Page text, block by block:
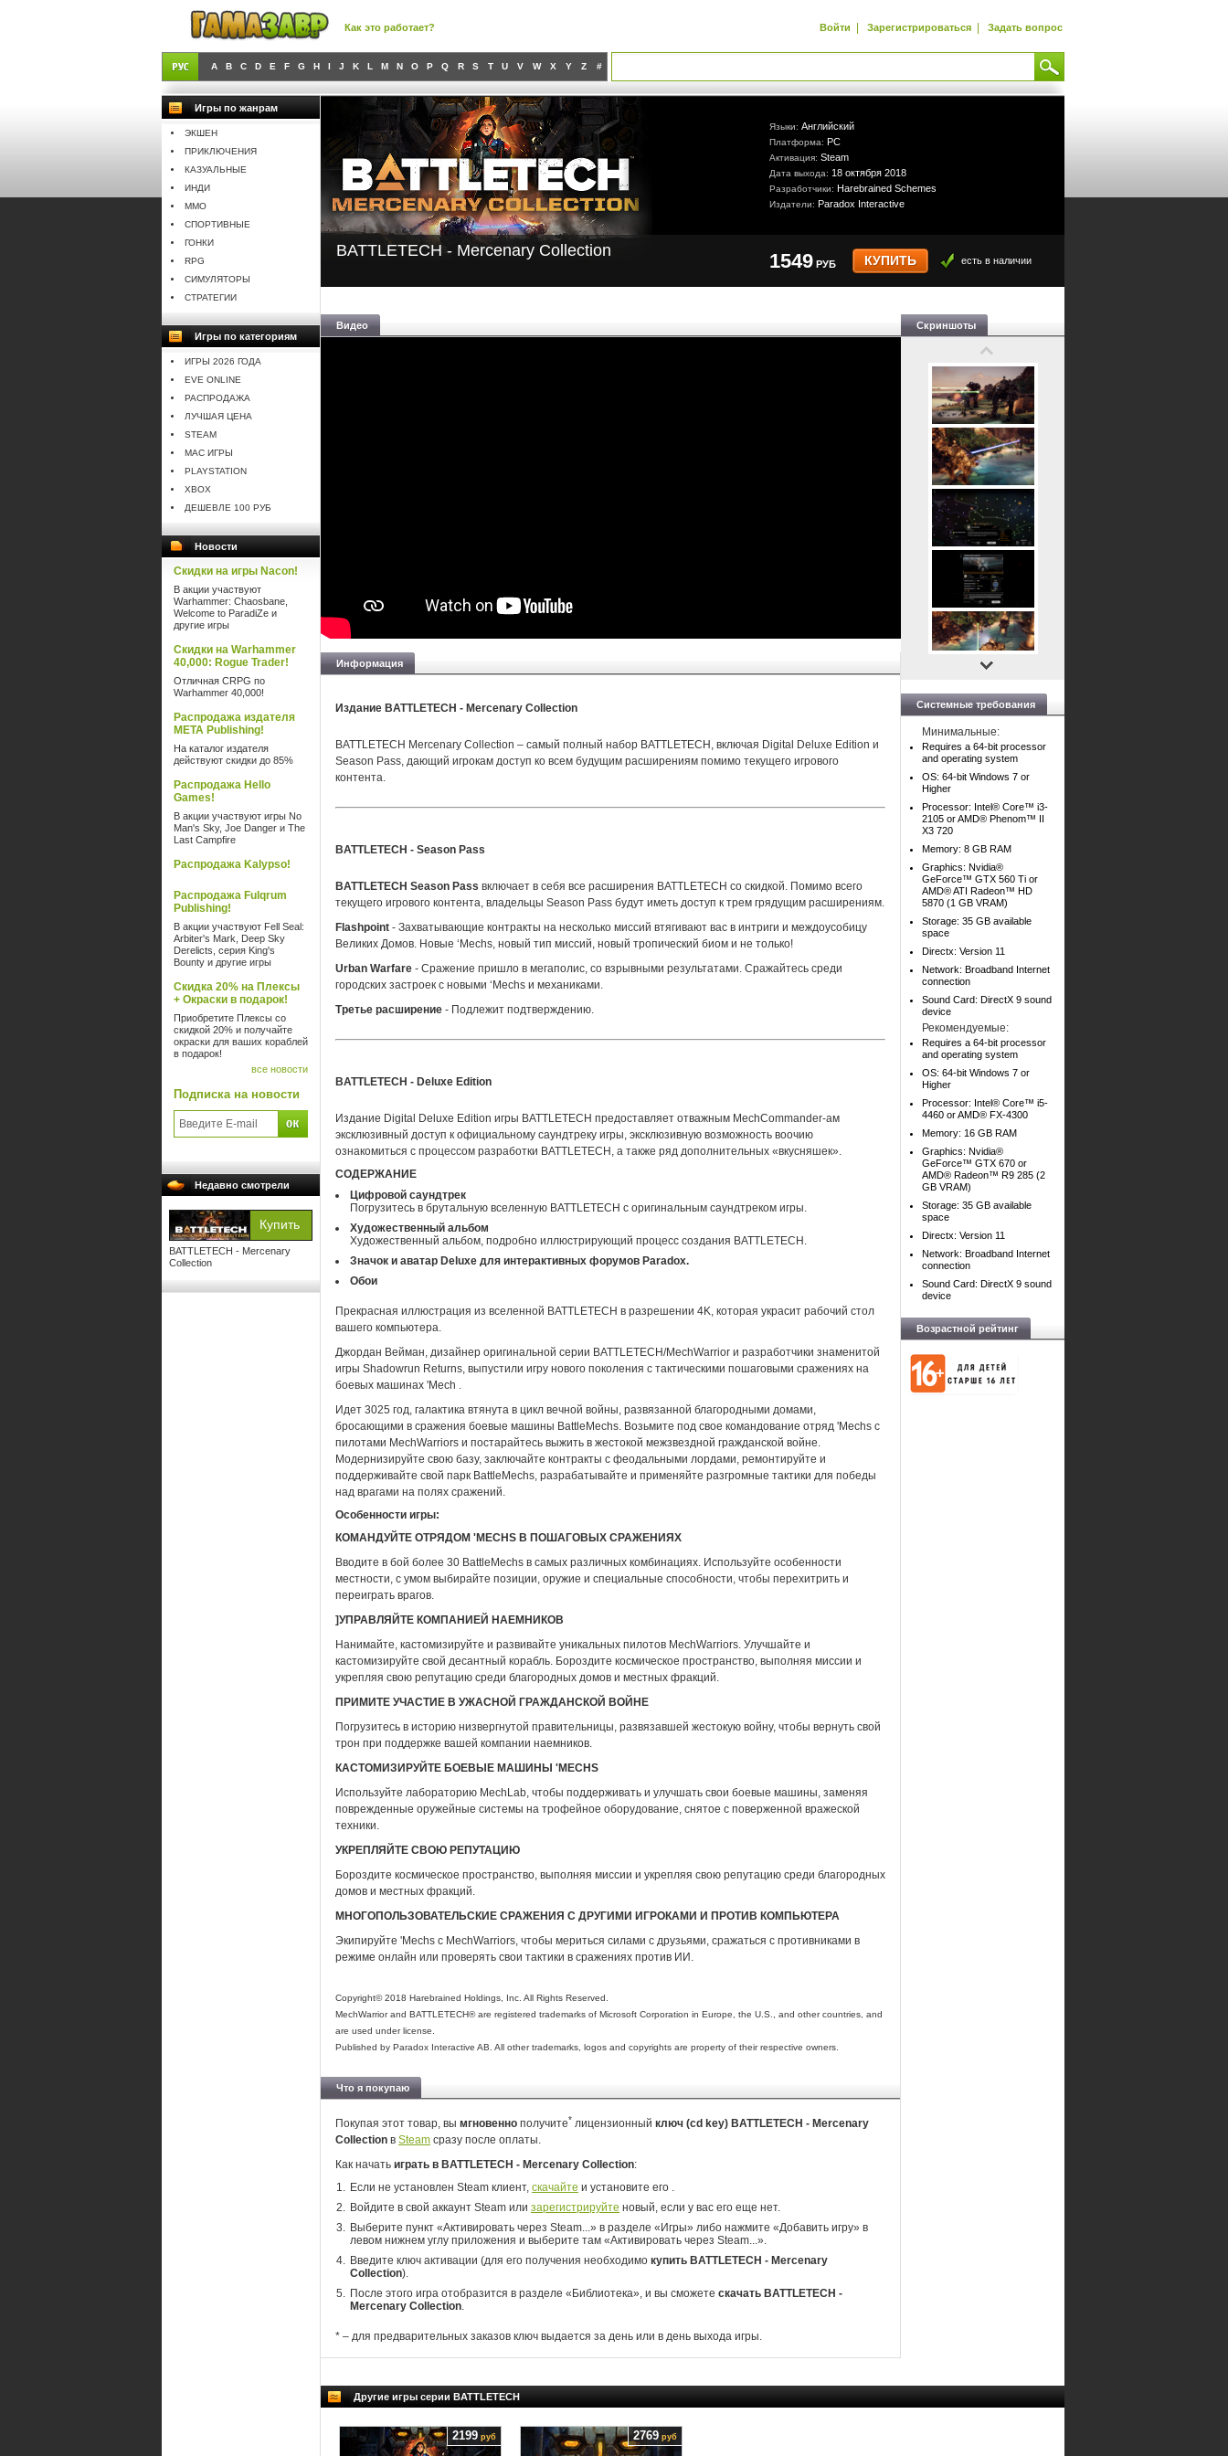
Как это работает? Войти | Зарегистрироваться | Задать вопрос
A B C D E F G H I J K L M N O P Q R S T U V W X Y Z #
Игры по жанрам
ЭКШЕН
ПРИКЛЮЧЕНИЯ
КАЗУАЛЬНЫЕ
ИНДИ
MMO
СПОРТИВНЫЕ
ГОНКИ
RPG
СИМУЛЯТОРЫ
СТРАТЕГИИ
Игры по категориям
ИГРЫ 2026 ГОДА
EVE ONLINE
РАСПРОДАЖА
ЛУЧШАЯ ЦЕНА
STEAM
MAC ИГРЫ
PLAYSTATION
XBOX
ДЕШЕВЛЕ 100 РУБ
Новости
Скидки на игры Nacon!
В акции участвуют
Warhammer: Chaosbane,
Welcome to ParadiZe и
другие игры
Скидки на Warhammer
40,000: Rogue Trader!
Отличная CRPG по
Warhammer 40,000!
Распродажа издателя
META Publishing!
На каталог издателя
действуют скидки до 85%
Распродажа Hello
Games!
В акции участвуют игры No
Man's Sky, Joe Danger и The
Last Campfire
Распродажа Kalypso!
Распродажа Fulqrum
Publishing!
В акции участвуют Fell Seal:
Arbiter's Mark, Deep Sky
Derelicts, серия King's
Bounty и другие игры
Скидка 20% на Плексы
+ Окраски в подарок!
Приобретите Плексы со
скидкой 20% и получайте
окраски для ваших кораблей
в подарок!
все новости
Подписка на новости
Недавно смотрели
BATTLETECH - Mercenary
Collection
Языки: Английский
Платформа: PC
Активация: Steam
Дата выхода: 18 октября 2018
Разработчики: Harebrained Schemes
Издатели: Paradox Interactive
BATTLETECH - Mercenary Collection 1549 РУБ КУПИТЬ есть в наличии
Видео
Информация
Издание BATTLETECH - Mercenary Collection
BATTLETECH Mercenary Collection – самый полный набор BATTLETECH, включая Digital Deluxe Edition и
Season Pass, дающий игрокам доступ ко всем будущим расширениям помимо текущего игрового
контента.
BATTLETECH - Season Pass
BATTLETECH Season Pass включает в себя все расширения BATTLETECH со скидкой. Помимо всего
текущего игрового контента, владельцы Season Pass будут иметь доступ к трем грядущим расширениям.
Flashpoint - Захватывающие контракты на несколько миссий втягивают вас в интриги и междоусобицу
Великих Домов. Новые ‘Mechs, новый тип миссий, новый тропический биом и не только!
Urban Warfare - Сражение пришло в мегаполис, со взрывными результатами. Сражайтесь среди
городских застроек с новыми ‘Mechs и механиками.
Третье расширение - Подлежит подтверждению.
BATTLETECH - Deluxe Edition
Издание Digital Deluxe Edition игры BATTLETECH предоставляет отважным MechCommander-ам
эксклюзивный доступ к официальному саундтреку игры, эксклюзивную возможность воочию
ознакомиться с процессом разработки BATTLETECH, а также ряд дополнительных «вкусняшек».
СОДЕРЖАНИЕ
Цифровой саундтрек
Погрузитесь в брутальную вселенную BATTLETECH с оригинальным саундтреком игры.
Художественный альбом
Художественный альбом, подробно иллюстрирующий процесс создания BATTLETECH.
Значок и аватар Deluxe для интерактивных форумов Paradox.
Обои
Прекрасная иллюстрация из вселенной BATTLETECH в разрешении 4K, которая украсит рабочий стол
вашего компьютера.
Джордан Вейман, дизайнер оригинальной серии BATTLETECH/MechWarrior и разработчики знаменитой
игры Shadowrun Returns, выпустили игру нового поколения с тактическими пошаговыми сражениях на
боевых машинах 'Mech .
Идет 3025 год, галактика втянута в цикл вечной войны, развязанной благородными домами,
бросающими в сражения боевые машины BattleMechs. Возьмите под свое командование отряд 'Mechs с
пилотами MechWarriors и постарайтесь выжить в жестокой межзвездной гражданской войне.
Модернизируйте свою базу, заключайте контракты с феодальными лордами, ремонтируйте и
поддерживайте свой парк BattleMechs, разрабатывайте и применяйте разгромные тактики для победы
над врагами на полях сражений.
Особенности игры:
КОМАНДУЙТЕ ОТРЯДОМ 'MECHS В ПОШАГОВЫХ СРАЖЕНИЯХ
Вводите в бой более 30 BattleMechs в самых различных комбинациях. Используйте особенности
местности, с умом выбирайте позиции, оружие и специальные способности, чтобы перехитрить и
переиграть врагов.
]УПРАВЛЯЙТЕ КОМПАНИЕЙ НАЕМНИКОВ
Нанимайте, кастомизируйте и развивайте уникальных пилотов MechWarriors. Улучшайте и
кастомизируйте свой десантный корабль. Бороздите космическое пространство, выполняя миссии и
укрепляя свою репутацию среди благородных домов и местных фракций.
ПРИМИТЕ УЧАСТИЕ В УЖАСНОЙ ГРАЖДАНСКОЙ ВОЙНЕ
Погрузитесь в историю низвергнутой правительницы, развязавшей жестокую войну, чтобы вернуть свой
трон при поддержке вашей компании наемников.
КАСТОМИЗИРУЙТЕ БОЕВЫЕ МАШИНЫ 'MECHS
Используйте лабораторию MechLab, чтобы поддерживать и улучшать свои боевые машины, заменяя
поврежденные оружейные системы на трофейное оборудование, снятое с поверженной вражеской
техники.
УКРЕПЛЯЙТЕ СВОЮ РЕПУТАЦИЮ
Бороздите космическое пространство, выполняя миссии и укрепляя свою репутацию среди благородных
домов и местных фракций.
МНОГОПОЛЬЗОВАТЕЛЬСКИЕ СРАЖЕНИЯ С ДРУГИМИ ИГРОКАМИ И ПРОТИВ КОМПЬЮТЕРА
Экипируйте 'Mechs с MechWarriors, чтобы мериться силами с друзьями, сражаться с противниками в
режиме онлайн или проверять свои тактики в сражениях против ИИ.
Copyright© 2018 Harebrained Holdings, Inc. All Rights Reserved.
MechWarrior and BATTLETECH® are registered trademarks of Microsoft Corporation in Europe, the U.S., and other countries, and
are used under license.
Published by Paradox Interactive AB. All other trademarks, logos and copyrights are property of their respective owners.
Что я покупаю
Покупая этот товар, вы мгновенно получите* лицензионный ключ (cd key) BATTLETECH - Mercenary
Collection в Steam сразу после оплаты.
Как начать играть в BATTLETECH - Mercenary Collection:
Если не установлен Steam клиент, скачайте и установите его .
Войдите в свой аккаунт Steam или зарегистрируйте новый, если у вас его еще нет.
Выберите пункт «Активировать через Steam...» в разделе «Игры» либо нажмите «Добавить игру» в
левом нижнем углу приложения и выберите там «Активировать через Steam...».
Введите ключ активации (для его получения необходимо купить BATTLETECH - Mercenary
Collection).
После этого игра отобразится в разделе «Библиотека», и вы сможете скачать BATTLETECH -
Mercenary Collection.
* – для предварительных заказов ключ выдается за день или в день выхода игры.
Скриншоты
Системные требования
Минимальные:
Requires a 64-bit processor
and operating system
OS: 64-bit Windows 7 or
Higher
Processor: Intel® Core™ i3-
2105 or AMD® Phenom™ II
X3 720
Memory: 8 GB RAM
Graphics: Nvidia®
GeForce™ GTX 560 Ti or
AMD® ATI Radeon™ HD
5870 (1 GB VRAM)
Storage: 35 GB available
space
Directx: Version 11
Network: Broadband Internet
connection
Sound Card: DirectX 9 sound
device
Рекомендуемые:
Requires a 64-bit processor
and operating system
OS: 64-bit Windows 7 or
Higher
Processor: Intel® Core™ i5-
4460 or AMD® FX-4300
Memory: 16 GB RAM
Graphics: Nvidia®
GeForce™ GTX 670 or
AMD® Radeon™ R9 285 (2
GB VRAM)
Storage: 35 GB available
space
Directx: Version 11
Network: Broadband Internet
connection
Sound Card: DirectX 9 sound
device
Возрастной рейтинг
Другие игры серии BATTLETECH
2199 руб 2769 руб